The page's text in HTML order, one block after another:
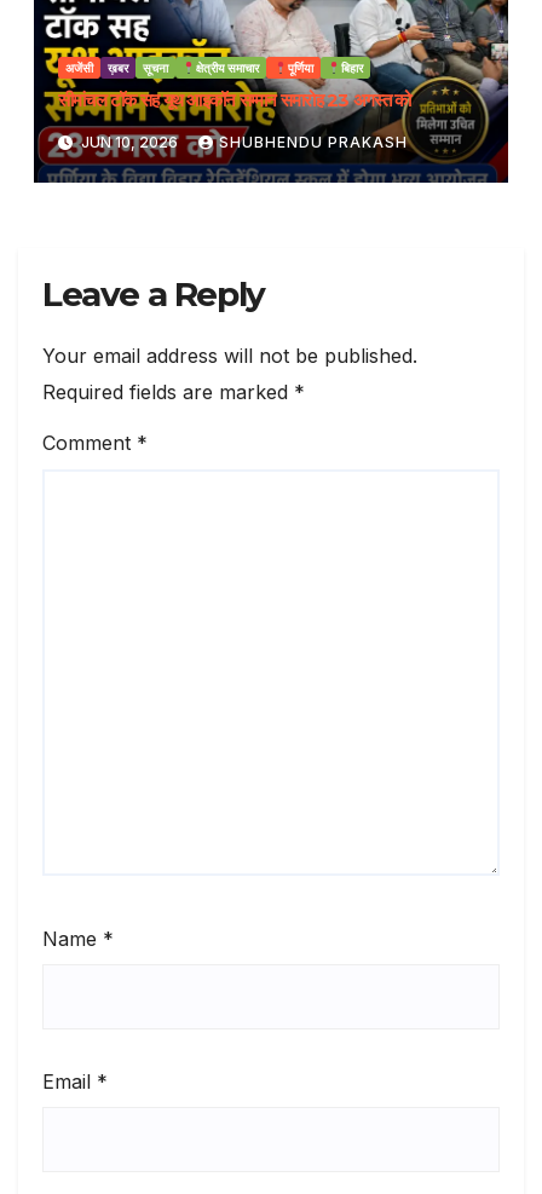
अजेंसी ख़बर सूचना क्षेत्रीय समाचार पूर्णिया बिहार
सीमांचल टॉक सह यूथ आइकॉन सम्मान समारोह 23 अगस्त को
JUN 10, 2026 SHUBHENDU PRAKASH
Leave a Reply
Your email address will not be published.
Required fields are marked *
Comment *
Name *
Email *